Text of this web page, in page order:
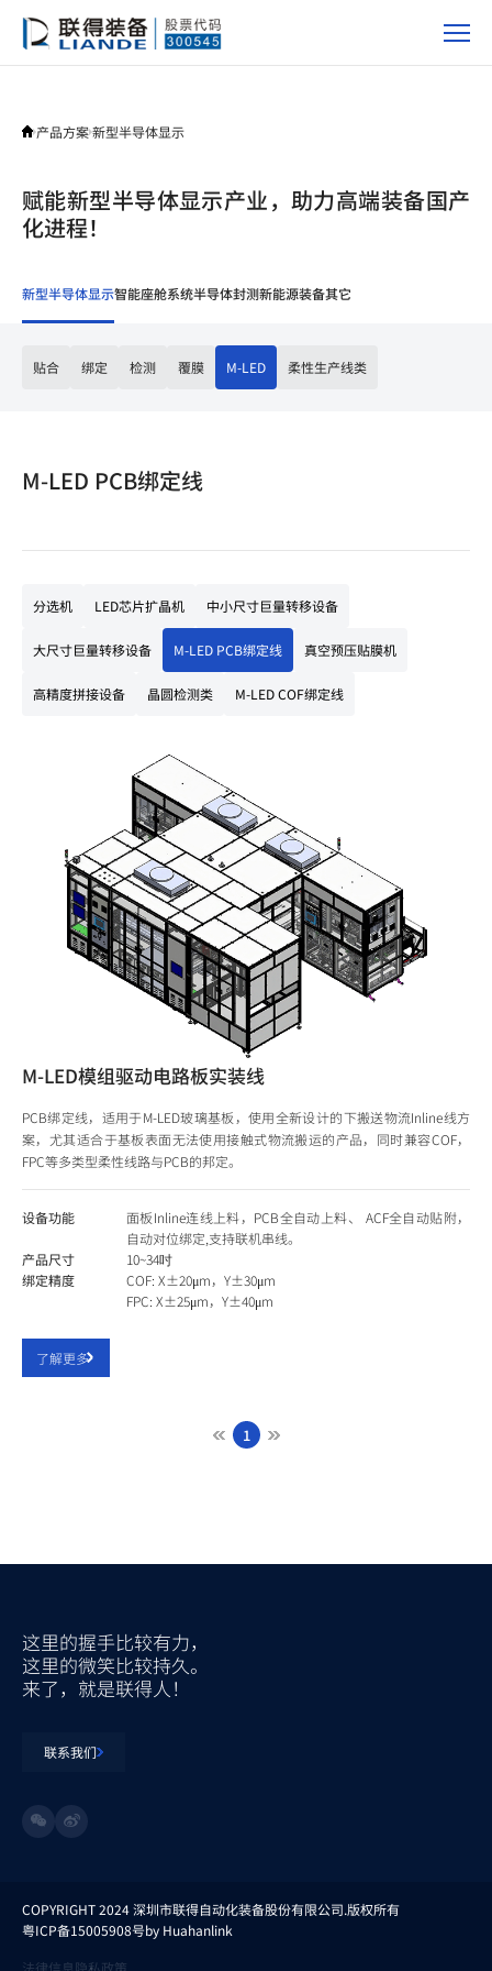
产品方案新型半导体显示
赋能新型半导体显示产业，助力高端装备国产
化进程！
新型半导体显示智能座舱系统半导体封测新能源装备其它
贴合 绑定 检测 覆膜 M-LED 柔性生产线类
M-LED PCB绑定线
分选机 LED芯片扩晶机 中小尺寸巨量转移设备
大尺寸巨量转移设备 M-LED PCB绑定线 真空预压贴膜机
高精度拼接设备 晶圆检测类 M-LED COF绑定线
M-LED模组驱动电路板实装线
PCB绑定线，适用于M-LED玻璃基板，使用全新设计的下搬送物流Inline线方
案，尤其适合于基板表面无法使用接触式物流搬运的产品，同时兼容COF，
FPC等多类型柔性线路与PCB的邦定。
设备功能
面板Inline连线上料，PCB全自动上料、 ACF全自动贴附，
自动对位绑定,支持联机串线。
产品尺寸
10~34吋
绑定精度
COF: X±20μm，Y±30μm
FPC: X±25μm，Y±40μm
了解更多
1
这里的握手比较有力，
这里的微笑比较持久。
来了，就是联得人！
联系我们
COPYRIGHT 2024 深圳市联得自动化装备股份有限公司.版权所有
粤ICP备15005908号by Huahanlink